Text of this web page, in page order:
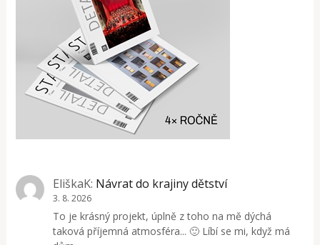
EliškaK: Návrat do krajiny dětství
3. 8. 2026
To je krásný projekt, úplně z toho na mě dýchá
taková příjemná atmosféra... 🙂 Líbí se mi, když má